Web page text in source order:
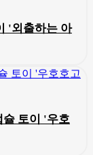
'외출하는 아
슐 토이 '우호